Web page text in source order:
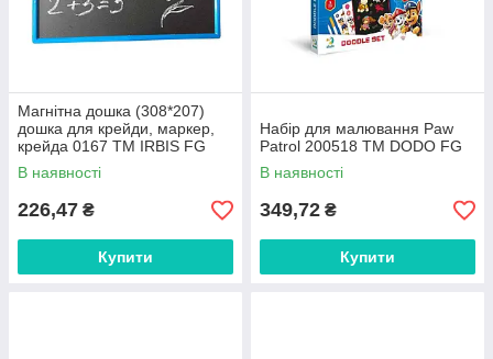
Магнітна дошка (308*207)
дошка для крейди, маркер,
крейда 0167 ТМ IRBIS FG
В наявності
226,47 ₴
Купити
Набір для малювання Paw
Patrol 200518 ТМ DODO FG
В наявності
349,72 ₴
Купити